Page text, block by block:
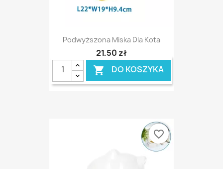
Podwyższona Miska Dla Kota
21,50 zł
 DO KOSZYKA
favorite_border